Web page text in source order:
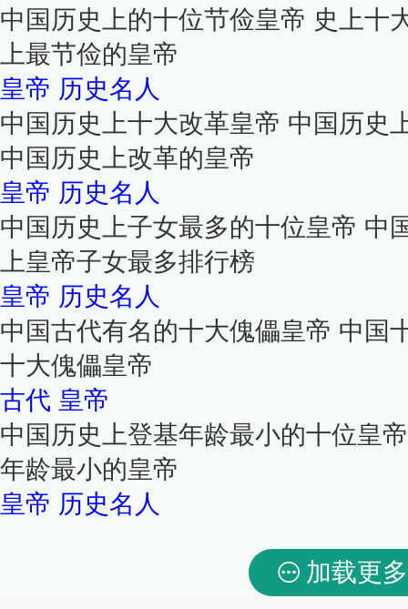
中国历史上的十位节俭皇帝 史上十
上最节俭的皇帝
皇帝 历史名人
中国历史上十大改革皇帝 中国历史
中国历史上改革的皇帝
皇帝 历史名人
中国历史上子女最多的十位皇帝 中
上皇帝子女最多排行榜
皇帝 历史名人
中国古代有名的十大傀儡皇帝 中国
十大傀儡皇帝
古代 皇帝
中国历史上登基年龄最小的十位皇
年龄最小的皇帝
皇帝 历史名人
加载更多